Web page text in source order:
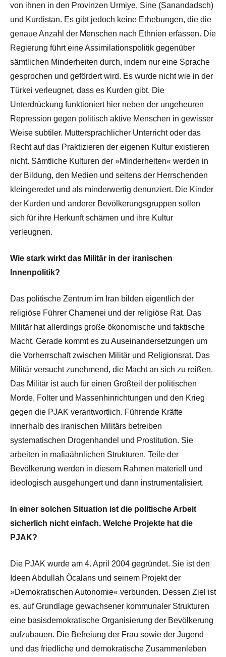
von ihnen in den Provinzen Urmiye, Sine (Sanandadsch)
und Kurdistan. Es gibt jedoch keine Erhebungen, die die
genaue Anzahl der Menschen nach Ethnien erfassen. Die
Regierung führt eine Assimilationspolitik gegenüber
sämtlichen Minderheiten durch, indem nur eine Sprache
gesprochen und gefördert wird. Es wurde nicht wie in der
Türkei verleugnet, dass es Kurden gibt. Die
Unterdrückung funktioniert hier neben der ungeheuren
Repression gegen politisch aktive Menschen in gewisser
Weise subtiler. Muttersprachlicher Unterricht oder das
Recht auf das Praktizieren der eigenen Kultur existieren
nicht. Sämtliche Kulturen der »Minderheiten« werden in
der Bildung, den Medien und seitens der Herrschenden
kleingeredet und als minderwertig denunziert. Die Kinder
der Kurden und anderer Bevölkerungsgruppen sollen
sich für ihre Herkunft schämen und ihre Kultur
verleugnen.
Wie stark wirkt das Militär in der iranischen
Innenpolitik?
Das politische Zentrum im Iran bilden eigentlich der
religiöse Führer Chamenei und der religiöse Rat. Das
Militär hat allerdings große ökonomische und faktische
Macht. Gerade kommt es zu Auseinandersetzungen um
die Vorherrschaft zwischen Militär und Religionsrat. Das
Militär versucht zunehmend, die Macht an sich zu reißen.
Das Militär ist auch für einen Großteil der politischen
Morde, Folter und Massenhinrichtungen und den Krieg
gegen die PJAK verantwortlich. Führende Kräfte
innerhalb des iranischen Militärs betreiben
systematischen Drogenhandel und Prostitution. Sie
arbeiten in mafiaähnlichen Strukturen. Teile der
Bevölkerung werden in diesem Rahmen materiell und
ideologisch ausgehungert und dann instrumentalisiert.
In einer solchen Situation ist die politische Arbeit
sicherlich nicht einfach. Welche Projekte hat die
PJAK?
Die PJAK wurde am 4. April 2004 gegründet. Sie ist den
Ideen Abdullah Öcalans und seinem Projekt der
»Demokratischen Autonomie« verbunden. Dessen Ziel ist
es, auf Grundlage gewachsener kommunaler Strukturen
eine basisdemokratische Organisierung der Bevölkerung
aufzubauen. Die Befreiung der Frau sowie der Jugend
und das friedliche und demokratische Zusammenleben